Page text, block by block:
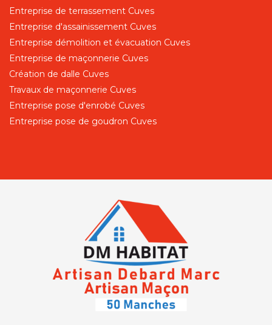
Entreprise de terrassement Cuves
Entreprise d'assainissement Cuves
Entreprise démolition et évacuation Cuves
Entreprise de maçonnerie Cuves
Création de dalle Cuves
Travaux de maçonnerie Cuves
Entreprise pose d'enrobé Cuves
Entreprise pose de goudron Cuves